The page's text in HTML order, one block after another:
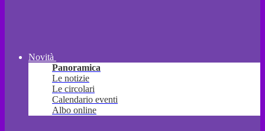
Novità
Panoramica
Le notizie
Le circolari
Calendario eventi
Albo online